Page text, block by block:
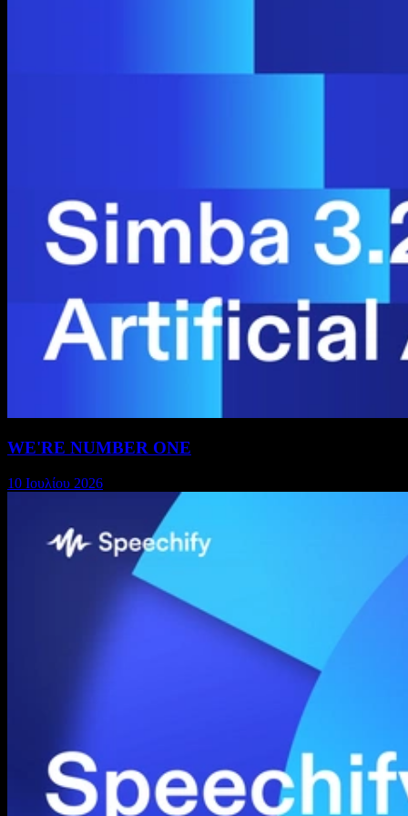
WE'RE NUMBER ONE
10 Ιουλίου 2026